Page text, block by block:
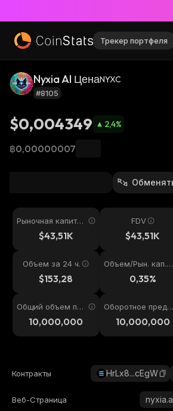
Трекер портфеля
Nyxia AI ЦенаNYXC
#8105
$0,004349 2,4%
฿0,00000007
Рыночная капитал
изация$43,51K
FDV
$43,51K
Объем за 24 ч.
$153,28
Объем/Рын. кап. 2
0,35%
Общий объем пре
дложения
10,000,000
Оборотное предл
ожение
10,000,000
Контракты HrLx8...cEgW
Веб-Страница